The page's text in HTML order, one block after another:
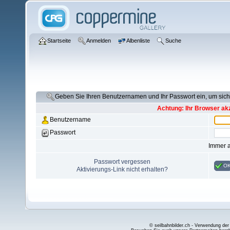
Startseite Anmelden Albenliste Suche
Geben Sie Ihren Benutzernamen und Ihr Passwort ein, um
Achtung: Ihr Browser
Benutzername
Passwort
Immer
Passwort vergessen
Aktivierungs-Link nicht erhalten?
© seilbahnbilder.ch - Verwendung